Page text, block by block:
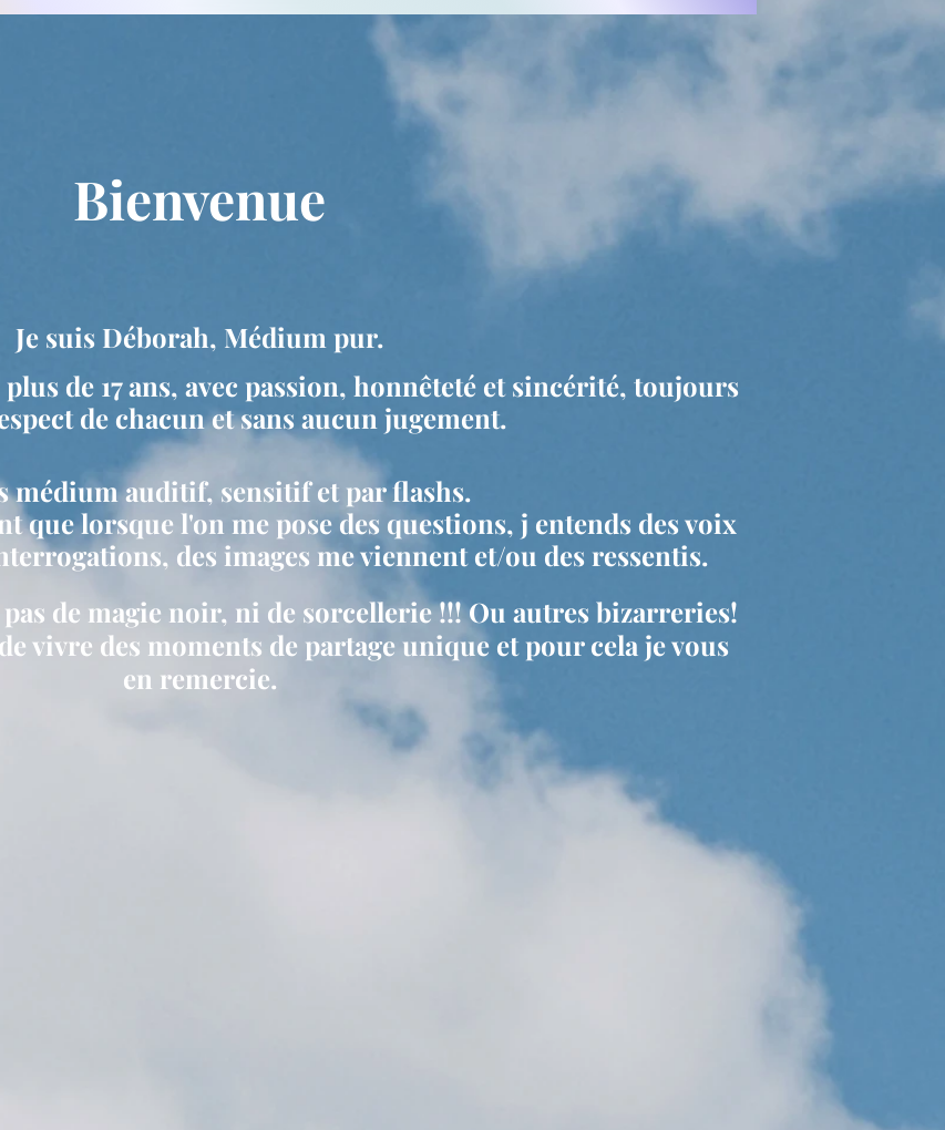
Bienvenue
Je suis Déborah, Médium pur.
de 17 ans, avec passion, honnêteté et sincérité, toujours
de chacun et sans aucun jugement.
médium auditif, sensitif et par flashs.
que lorsque l'on me pose des questions, j entends des voix
des images me viennent et/ou des ressentis.
pas de magie noir, ni de sorcellerie !!! Ou autres bizarreries!
vivre des moments de partage unique et pour cela je vous
en remercie.